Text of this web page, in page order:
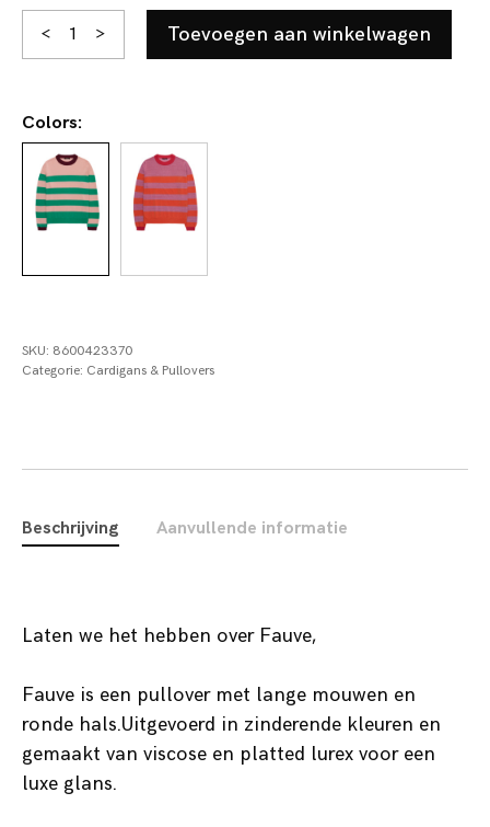
<
Fauve
aantal
> Toevoegen aan winkelwagen
Colors:
SKU: 8600423370
Categorie: Cardigans & Pullovers
Beschrijving Aanvullende informatie
Laten we het hebben over Fauve,
Fauve is een pullover met lange mouwen en
ronde hals.Uitgevoerd in zinderende kleuren en
gemaakt van viscose en platted lurex voor een
luxe glans.